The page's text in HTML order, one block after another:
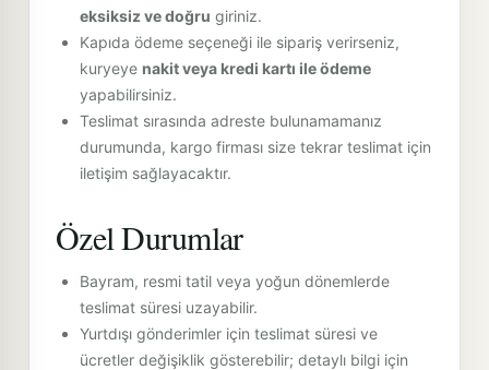
eksiksiz ve doğru giriniz.
Kapıda ödeme seçeneği ile sipariş verirseniz,
kuryeye nakit veya kredi kartı ile ödeme
yapabilirsiniz.
Teslimat sırasında adreste bulunamamanız
durumunda, kargo firması size tekrar teslimat için
iletişim sağlayacaktır.
Özel Durumlar
Bayram, resmi tatil veya yoğun dönemlerde
teslimat süresi uzayabilir.
Yurtdışı gönderimler için teslimat süresi ve
ücretler değişiklik gösterebilir; detaylı bilgi için